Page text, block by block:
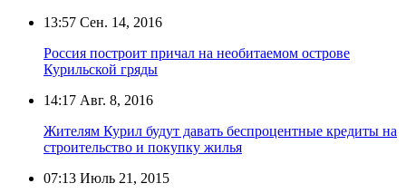
13:57 Сен. 14, 2016
Россия построит причал на необитаемом острове
Курильской гряды
14:17 Авг. 8, 2016
Жителям Курил будут давать беспроцентные кредиты на
строительство и покупку жилья
07:13 Июль 21, 2015